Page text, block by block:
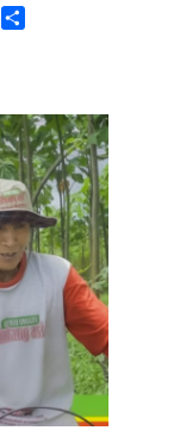
Copy